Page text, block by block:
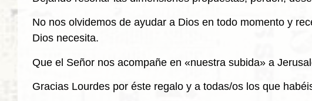
No nos olvidemos de ayudar a Dios en todo momento y
Dios necesita.
Que el Señor nos acompañe en «nuestra subida» a
Gracias Lourdes por éste regalo y a todas/os los que